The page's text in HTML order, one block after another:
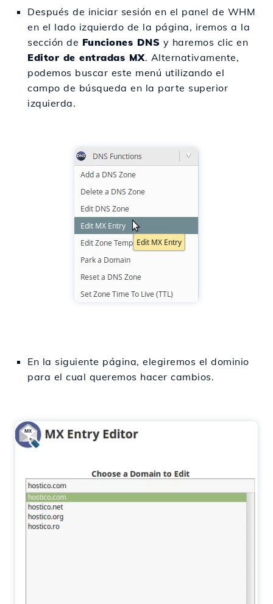
Después de iniciar sesión en el panel de WHM
en el lado izquierdo de la página, iremos a la
sección de Funciones DNS y haremos clic en
Editor de entradas MX. Alternativamente,
podemos buscar este menú utilizando el
campo de búsqueda en la parte superior
izquierda.
En la siguiente página, elegiremos el dominio
para el cual queremos hacer cambios.